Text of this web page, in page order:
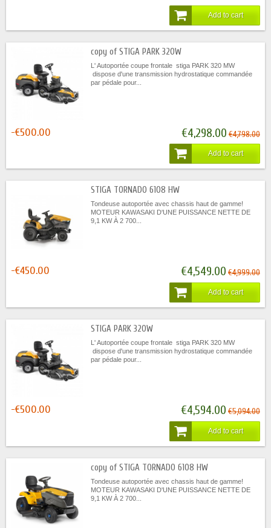
Add to cart
copy of STIGA PARK 320W
L' Autoportée coupe frontale stiga PARK 320 MW
dispose d'une transmission hydrostatique commandée
par pédale pour...
-€500.00 €4,298.00 €4,798.00
Add to cart
STIGA TORNADO 6108 HW
Tondeuse autoportée avec chassis haut de gamme!
MOTEUR KAWASAKI D'UNE PUISSANCE NETTE DE
9,1 KW À 2 700...
-€450.00 €4,549.00 €4,999.00
Add to cart
STIGA PARK 320W
L' Autoportée coupe frontale stiga PARK 320 MW
dispose d'une transmission hydrostatique commandée
par pédale pour...
-€500.00 €4,594.00 €5,094.00
Add to cart
copy of STIGA TORNADO 6108 HW
Tondeuse autoportée avec chassis haut de gamme!
MOTEUR KAWASAKI D'UNE PUISSANCE NETTE DE
9,1 KW À 2 700...